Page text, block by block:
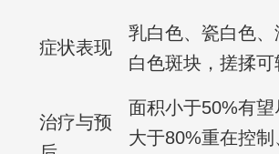
症状表现
乳白色、瓷白色
白色斑块，搓揉可
治疗与预
面积小于50%有望
大于80%重在控制